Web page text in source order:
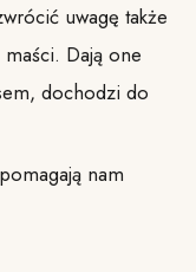
uwagę także
Dają one
dochodzi do
nam